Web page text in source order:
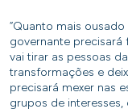
“Quanto mais
governante precisará
vai tirar as pessoas
transformações e
precisará mexer nas
grupos de